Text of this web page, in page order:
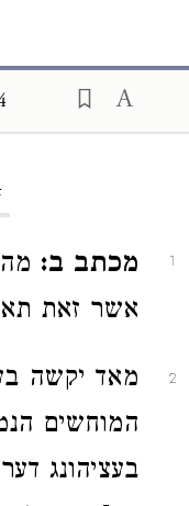
1 מכתב ב:
אשר זאת
2
מאד יקשה
המוחשים
בעציהונג